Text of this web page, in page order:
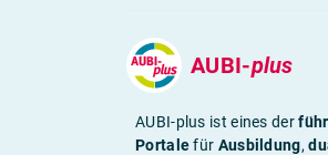
AUBI-plus
AUBI-plus ist eines der
Portalefür Ausbildung,